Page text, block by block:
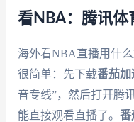
看NBA：腾讯体
海外看NBA直播用什
很简单：先下载番茄加
音专线”，然后打开腾
能直接观看直播了。 番